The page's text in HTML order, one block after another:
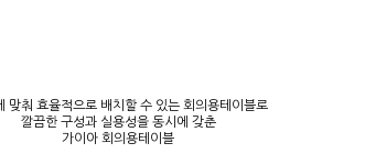
맞춰 효율적으로 배치할 수 있는 회의용테이블로
깔끔한 구성과 실용성을 동시에 갖춘
가이아 회의용테이블